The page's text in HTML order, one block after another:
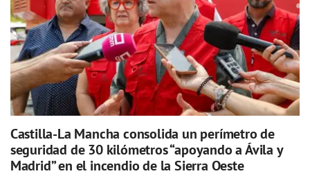
Castilla-La Mancha consolida un perímetro de
seguridad de 30 kilómetros “apoyando a Ávila y
Madrid” en el incendio de la Sierra Oeste